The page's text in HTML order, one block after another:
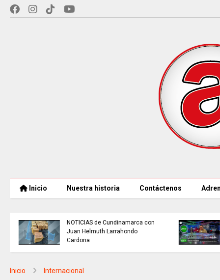
Inicio Nuestra historia Contáctenos
INFORMACIÓN internacional
Inicio Internacional